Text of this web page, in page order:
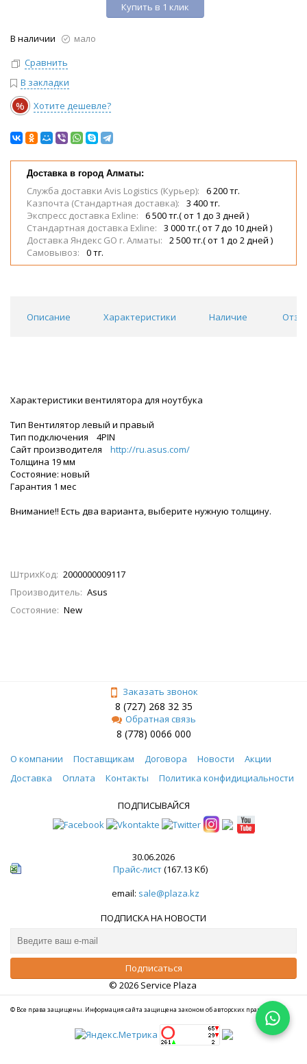
Купить в 1 клик
В наличии
мало
Сравнить
В закладки
% Хотите дешевле?
Доставка в город Алматы:
Служба доставки Avis Logistics (Курьер):
6 200 тг.
Казпочта (Стандартная доставка):
3 400 тг.
Экспресс доставка Exline:
6 500 тг.( от 1 до 3 дней )
Стандартная доставка Exline:
3 000 тг.( от 7 до 10 дней )
Доставка Яндекс GO г. Алматы:
2 500 тг.( от 1 до 2 дней )
Самовывоз:
0 тг.
Описание Характеристики Наличие
Характеристики вентилятора для ноутбука
Тип Вентилятор левый и правый
Тип подключения 4PIN
Сайт производителя http://ru.asus.com/
Толщина 19 мм
Состояние: новый
Гарантия 1 мес
Внимание!! Есть два варианта, выберите нужную толщину.
ШтрихКод: 2000000009117
Производитель: Asus
Состояние: New
Заказать звонок
8 (727) 268 32 35
Обратная связь
8 (778) 0066 000
О компании Поставщикам Договора Новости
Акции
Доставка
Оплата Контакты Политика конфидициальности
ПОДПИСЫВАЙСЯ
30.06.2026
Прайс-лист(167.13 Кб)
email: sale@plaza.kz
ПОДПИСКА НА НОВОСТИ
© 2026 Service Plaza
© Все права защищены. Информация сайта защищена законом об авторских правах.